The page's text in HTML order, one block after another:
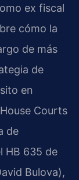
ex fiscal
cómo la
de más
de
en
Courts
de
HB 635 de
Bulova),